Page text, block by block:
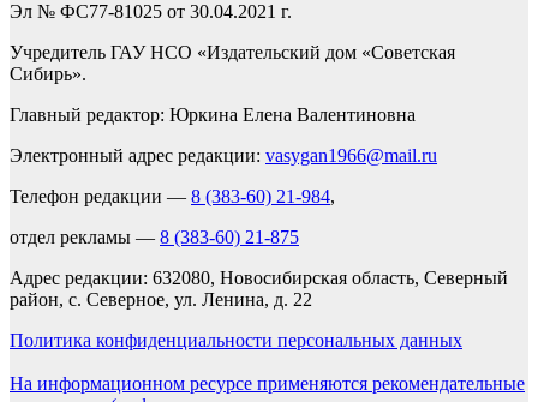
Эл № ФС77-81025 от 30.04.2021 г.
Учредитель ГАУ НСО «Издательский дом «Советская
Сибирь».
Главный редактор: Юркина Елена Валентиновна
Электронный адрес редакции: vasygan1966@mail.ru
Телефон редакции — 8 (383-60) 21-984,
отдел рекламы — 8 (383-60) 21-875
Адрес редакции: 632080, Новосибирская область, Северный
район, с. Северное, ул. Ленина, д. 22
Политика конфиденциальности персональных данных
На информационном ресурсе применяются рекомендательные